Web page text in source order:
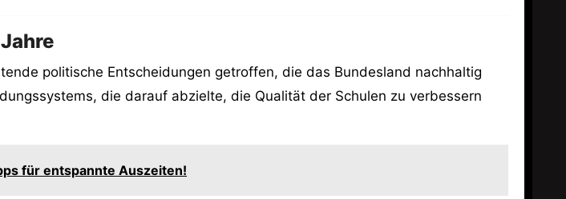
politische Entscheidungen getroffen, die das Bundesland nachhaltig
die darauf abzielte, die Qualität der Schulen zu verbessern
für entspannte Auszeiten!